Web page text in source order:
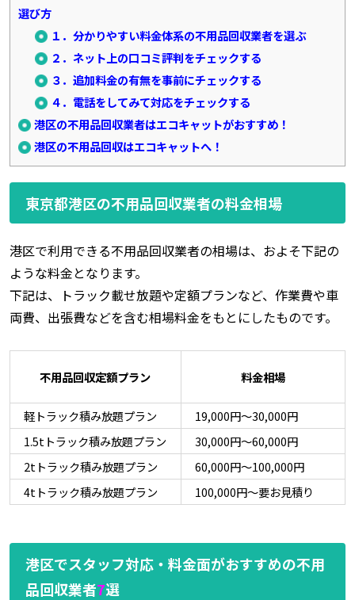
選び方
１．分かりやすい料金体系の不用品回収業者を選ぶ
２．ネット上の口コミ評判をチェックする
３．追加料金の有無を事前にチェックする
４．電話をしてみて対応をチェックする
港区の不用品回収業者はエコキャットがおすすめ！
港区の不用品回収はエコキャットへ！
東京都港区の不用品回収業者の料金相場
港区で利用できる不用品回収業者の相場は、およそ下記の
ような料金となります。
下記は、トラック載せ放題や定額プランなど、作業費や車
両費、出張費などを含む相場料金をもとにしたものです。
不用品回収定額プラン 料金相場
軽トラック積み放題プラン
19,000円～30,000円
1.5tトラック積み放題プラン
30,000円～60,000円
2tトラック積み放題プラン
60,000円～100,000円
4tトラック積み放題プラン
100,000円～要お見積り
港区でスタッフ対応・料金面がおすすめの不用
品回収業者7選